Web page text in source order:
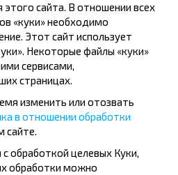
акции, скидки и
INFOBUS.
новостей и
дешевле!
сайта. В отношении всех
«куки» необходимо
Этот сайт использует
Некоторые файлы «куки»
сервисами,
страницах.
изменить или отозвать
в отношении обработки
сайте.
с обработкой целевых Куки,
обработки можно